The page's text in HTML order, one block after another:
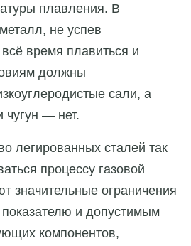
плавления. В
не успев
всё время плавиться и
должны
сали, а
чугун — нет.
легированных сталей так
процессу газовой
значительные ограничения
и допустимым
компонентов,